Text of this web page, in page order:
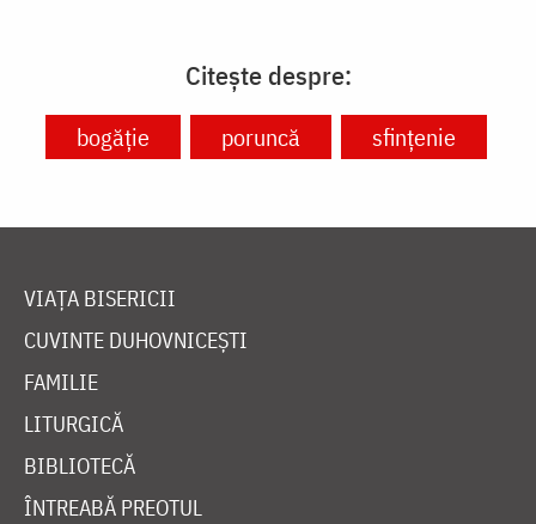
Citește despre:
bogăție poruncă sfințenie
VIAȚA BISERICII
CUVINTE DUHOVNICEȘTI
FAMILIE
LITURGICĂ
BIBLIOTECĂ
ÎNTREABĂ PREOTUL